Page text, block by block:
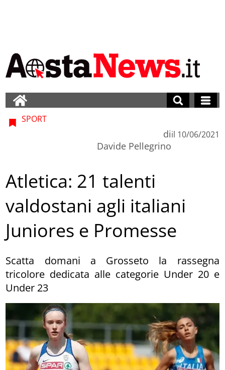
SPORT
di
Davide Pellegrino
il 10/06/2021
Atletica: 21 talenti
valdostani agli italiani
Juniores e Promesse
Scatta domani a Grosseto la rassegna
tricolore dedicata alle categorie Under 20 e
Under 23